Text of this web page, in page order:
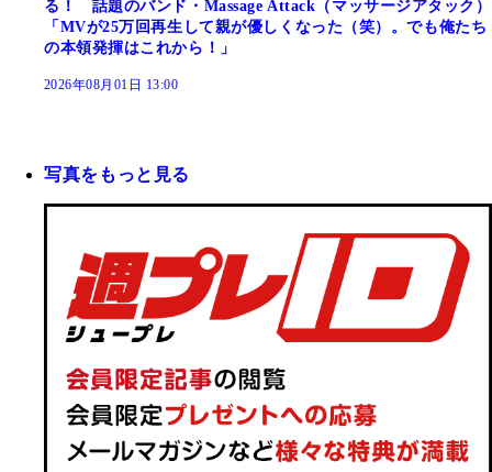
る！ 話題のバンド・Massage Attack（マッサージアタック）
「MVが25万回再生して親が優しくなった（笑）。でも俺たち
の本領発揮はこれから！」
2026年08月01日 13:00
写真をもっと見る